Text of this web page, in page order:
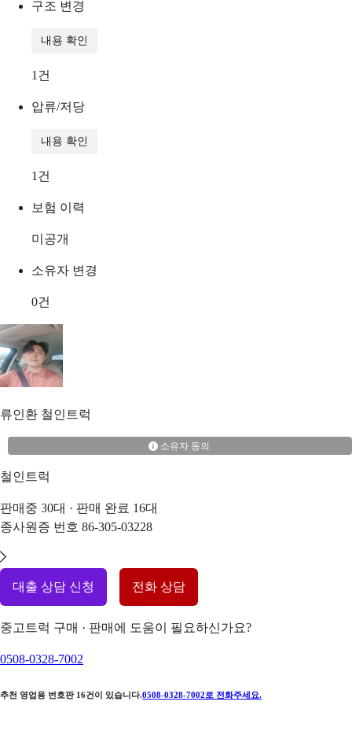
구조 변경
내용 확인
1 건
압류/저당
내용 확인
1 건
보험 이력
미공개
소유자 변경
0건
류인환 철인트럭
소유자 동의
철인트럭
판매중 30대 · 판매 완료 16대
종사원증 번호 86-305-03228
대출 상담 신청 전화 상담
중고트럭 구매 · 판매에 도움이 필요하신가요?
0508-0328-7002
추천 영업용 번호판 16건이 있습니다.0508-0328-7002 로 전화주세요.